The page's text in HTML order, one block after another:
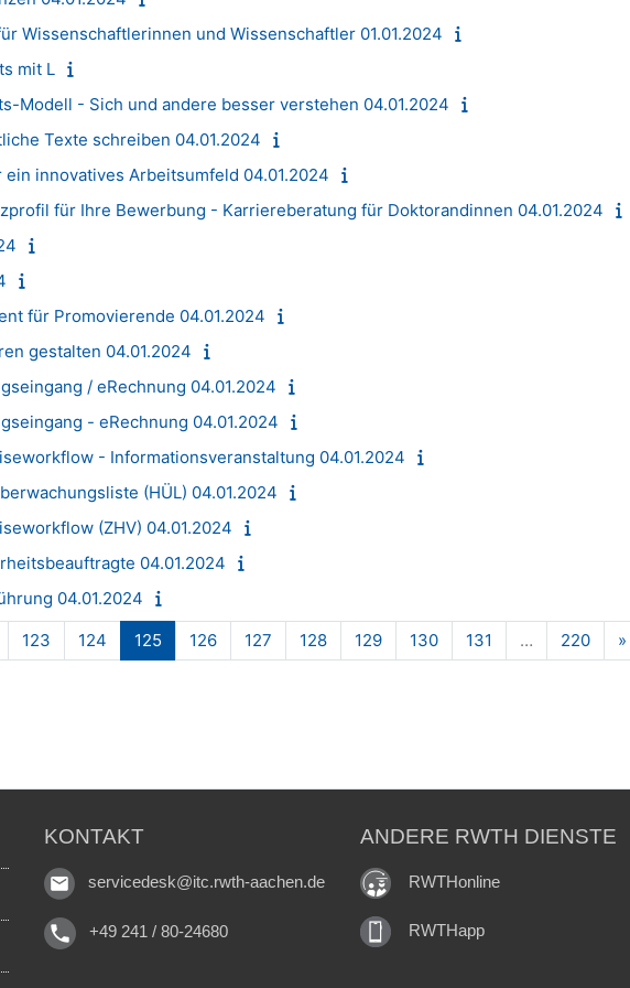
Wissenschaftlerinnen und Wissenschaftler 01.01.2024
mit L
Modell - Sich und andere besser verstehen 04.01.2024
Texte schreiben 04.01.2024
ein innovatives Arbeitsumfeld 04.01.2024
für Ihre Bewerbung - Karriereberatung für Doktorandinnen 04.01.2024
für Promovierende 04.01.2024
gestalten 04.01.2024
/ eRechnung 04.01.2024
- eRechnung 04.01.2024
- Informationsveranstaltung 04.01.2024
(HÜL) 04.01.2024
(ZHV) 04.01.2024
04.01.2024
04.01.2024
122
123Seite 123
124Seite 124
125Seite 125
126Seite 126
127Seite 127
128Seite 128
129Seite 129
130Seite 130
131 Seite 131
… 220Seite»
KONTAKT
servicedesk@itc.rwth-aachen.de
+49 241 / 80-24680
ANDERE RWTH DIENSTE
RWTHonline
RWTHapp